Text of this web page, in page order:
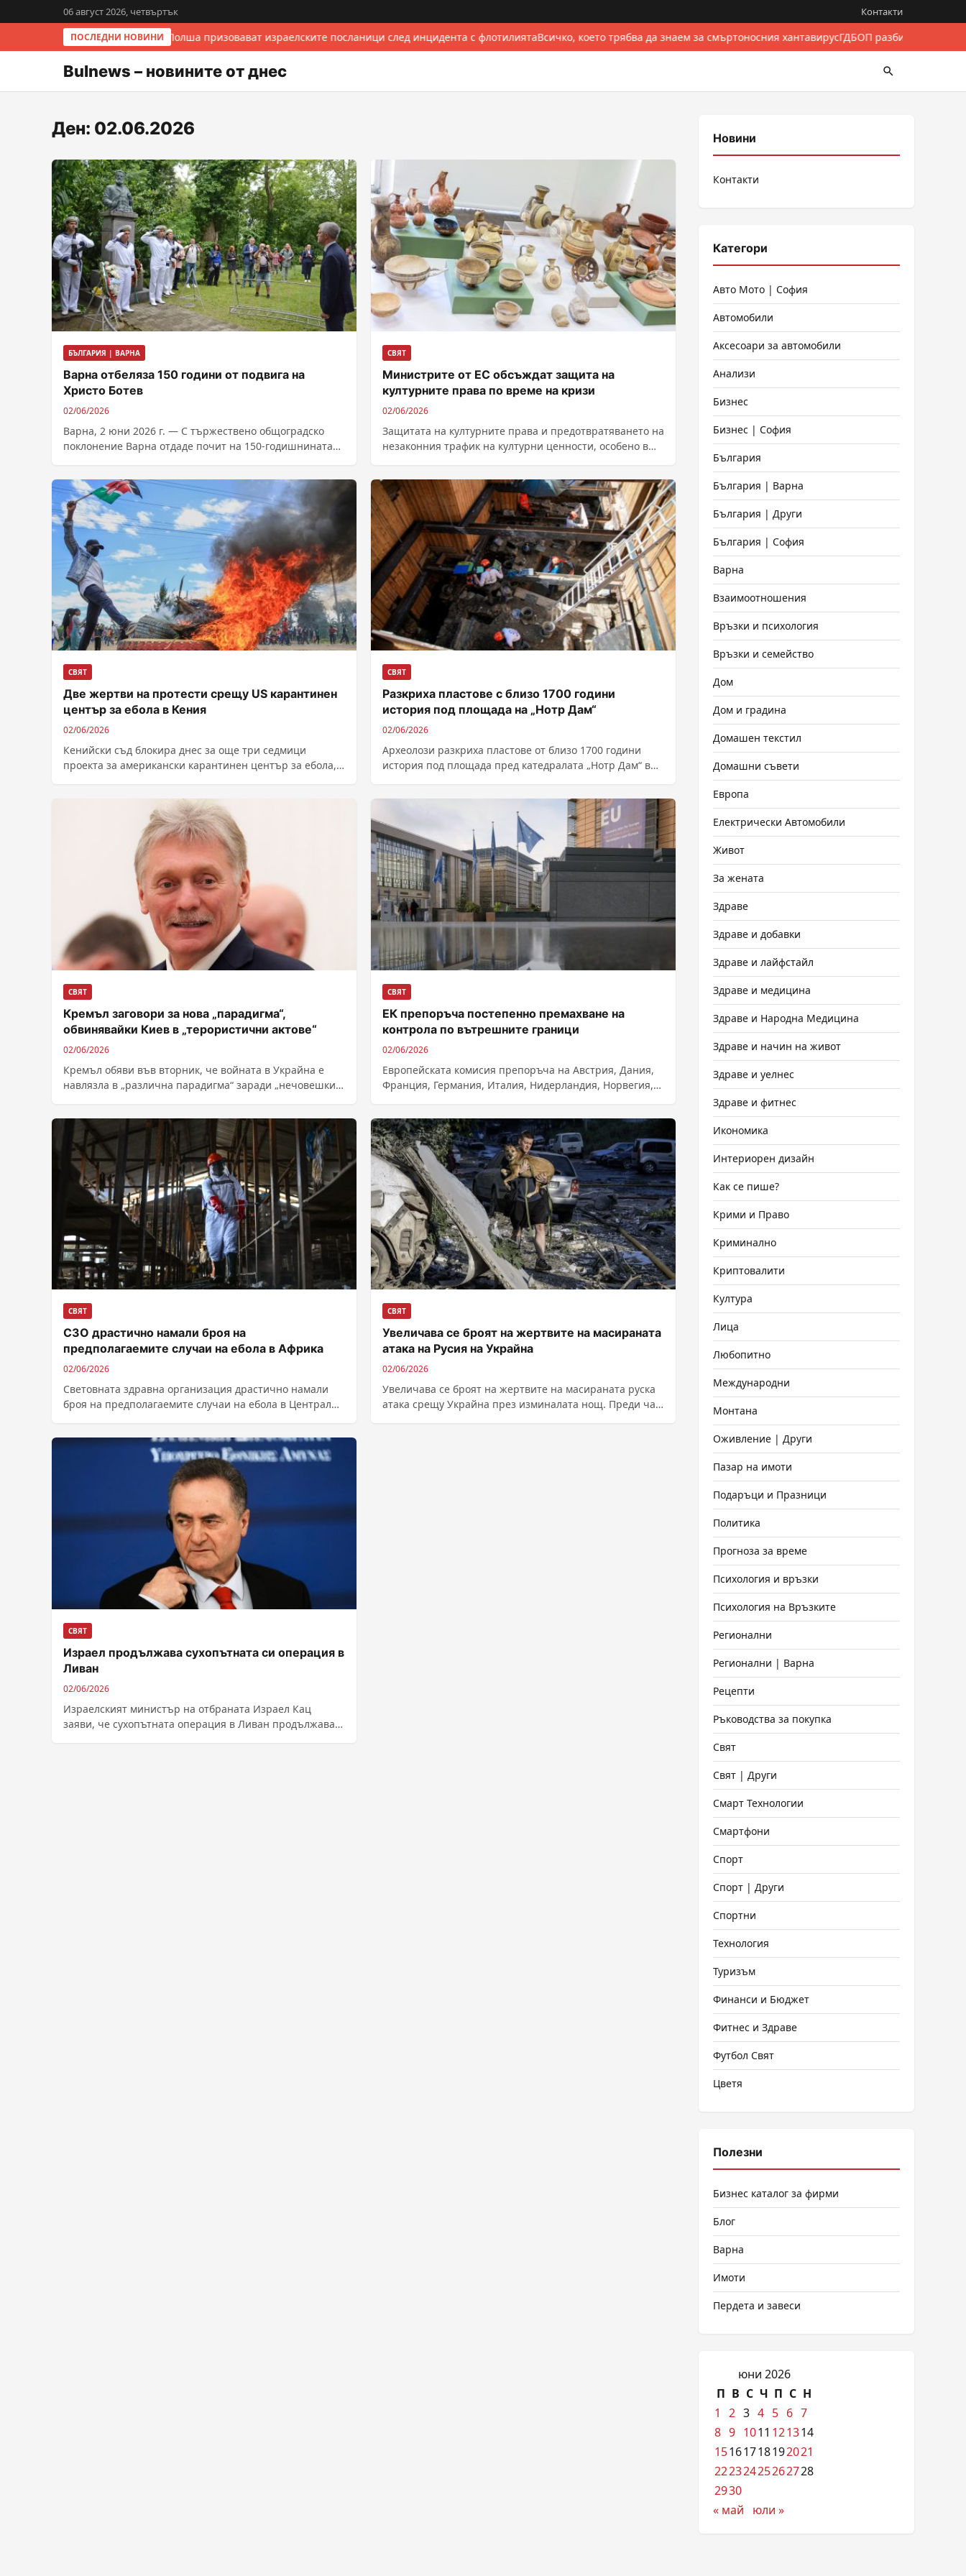
06 август 2026, четвъртък Контакти
ПОСЛЕДНИ НОВИНИ
Италия и Полша призовават израелските посланици след инцидента с флотилиятаВсичко, което трябва да знаем за смъртоносния хантавирусГДБОП разби
Bulnews – новините от днес
Ден: 02.06.2026
БЪЛГАРИЯ | ВАРНА
Варна отбеляза 150 години от подвига на
Христо Ботев
02/06/2026
Варна, 2 юни 2026 г. — С тържествено общоградско
поклонение Варна отдаде почит на 150-годишнината
СВЯТ
Министрите от ЕС обсъждат защита на
културните права по време на кризи
02/06/2026
Защитата на културните права и предотвратяването на
незаконния трафик на културни ценности, особено в
СВЯТ
Две жертви на протести срещу US карантинен
център за ебола в Кения
02/06/2026
Кенийски съд блокира днес за още три седмици
проекта за американски карантинен център за ебола,
СВЯТ
Разкриха пластове с близо 1700 години
история под площада на „Нотр Дам“
02/06/2026
Археолози разкриха пластове от близо 1700 години
история под площада пред катедралата „Нотр Дам“ в
СВЯТ
Кремъл заговори за нова „парадигма“,
обвинявайки Киев в „терористични актове“
02/06/2026
Кремъл обяви във вторник, че войната в Украйна е
навлязла в „различна парадигма“ заради „нечовешки
СВЯТ
ЕК препоръча постепенно премахване на
контрола по вътрешните граници
02/06/2026
Европейската комисия препоръча на Австрия, Дания,
Франция, Германия, Италия, Нидерландия, Норвегия,
СВЯТ
СЗО драстично намали броя на
предполагаемите случаи на ебола в Африка
02/06/2026
Световната здравна организация драстично намали
броя на предполагаемите случаи на ебола в Централна
СВЯТ
Увеличава се броят на жертвите на масираната
атака на Русия на Украйна
02/06/2026
Увеличава се броят на жертвите на масираната руска
атака срещу Украйна през изминалата нощ. Преди час
СВЯТ
Израел продължава сухопътната си операция в
Ливан
02/06/2026
Израелският министър на отбраната Израел Кац
заяви, че сухопътната операция в Ливан продължава.
Новини
Контакти
Категори
Авто Мото | София
Автомобили
Аксесоари за автомобили
Анализи
Бизнес
Бизнес | София
България
България | Варна
България | Други
България | София
Варна
Взаимоотношения
Връзки и психология
Връзки и семейство
Дом
Дом и градина
Домашен текстил
Домашни съвети
Европа
Електрически Автомобили
Живот
За жената
Здраве
Здраве и добавки
Здраве и лайфстайл
Здраве и медицина
Здраве и Народна Медицина
Здраве и начин на живот
Здраве и уелнес
Здраве и фитнес
Икономика
Интериорен дизайн
Как се пише?
Крими и Право
Криминално
Криптовалити
Култура
Лица
Любопитно
Международни
Монтана
Оживление | Други
Пазар на имоти
Подаръци и Празници
Политика
Прогноза за време
Психология и връзки
Психология на Връзките
Регионални
Регионални | Варна
Рецепти
Ръководства за покупка
Свят
Свят | Други
Смарт Технологии
Смартфони
Спорт
Спорт | Други
Спортни
Технология
Туризъм
Финанси и Бюджет
Фитнес и Здраве
Футбол Свят
Цветя
Полезни
Бизнес каталог за фирми
Блог
Варна
Имоти
Пердета и завеси
юни 2026
П В С Ч П С Н
1
2 3 4 5 6 7
8 9 1011 121314
15161718192021
22232425262728
2930
« май
юли »